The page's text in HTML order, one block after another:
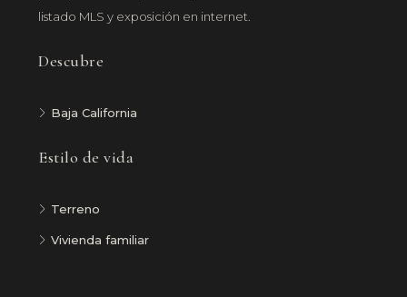
listado MLS y exposición en internet.
Descubre
Baja California
Estilo de vida
Terreno
Vivienda familiar